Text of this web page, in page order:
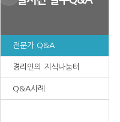
전문가 Q&A
경리인의 지식나눔터
Q&A사례